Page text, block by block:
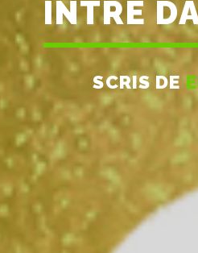
ÎNTRE
SCRIS DE